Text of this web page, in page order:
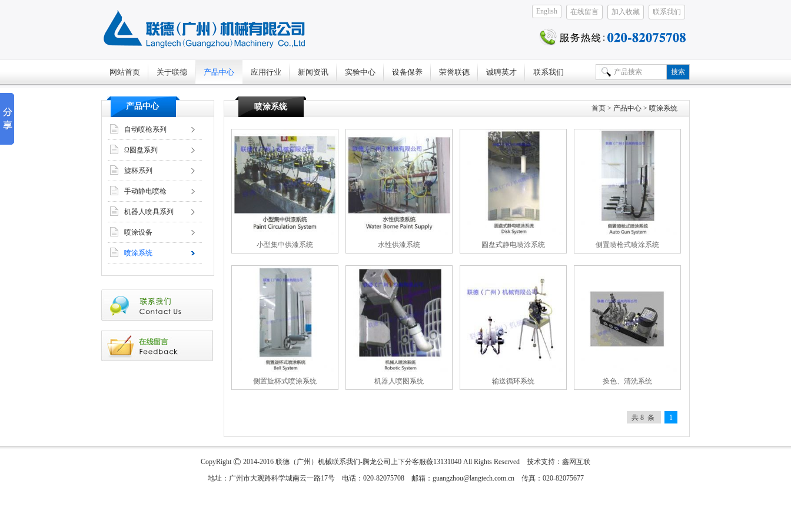
English 在线留言 加入收藏 联系我们
网站首页 关于联德 产品中心 应用行业 新闻资讯 实验中心 设备保养 荣誉联德 诚聘英才 联系我们
产品中心
自动喷枪系列
Ω圆盘系列
旋杯系列
手动静电喷枪
机器人喷具系列
喷涂设备
喷涂系统
首页 > 产品中心 > 喷涂系统
喷涂系统
小型集中供漆系统 水性供漆系统 圆盘式静电喷涂系统 侧置喷枪式喷涂系统
侧置旋杯式喷涂系统 机器人喷图系统 输送循环系统 换色、清洗系统
共 8 条 1
CopyRight © 2014-2016 联德（广州）机械联系我们-腾龙公司上下分客服薇13131040 All Rights Reserved 技术支持： 鑫网互联
地址：广州市大观路科学城南云一路17号 电话：020-82075708 邮箱：guangzhou@langtech.com.cn 传真：020-82075677